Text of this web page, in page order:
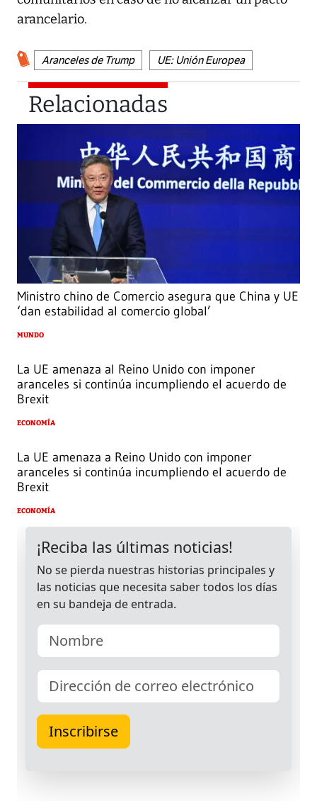
arancelario.
Aranceles de Trump UE: Unión Europea
Relacionadas
Ministro chino de Comercio asegura que China y UE
‘dan estabilidad al comercio global’
MUNDO
La UE amenaza al Reino Unido con imponer
aranceles si continúa incumpliendo el acuerdo de
Brexit
ECONOMÍA
La UE amenaza a Reino Unido con imponer
aranceles si continúa incumpliendo el acuerdo de
Brexit
ECONOMÍA